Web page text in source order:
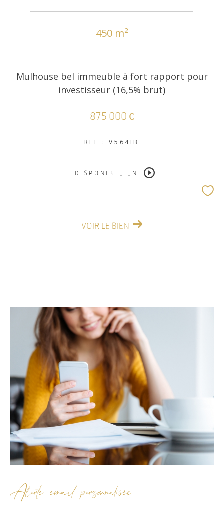
450 m²
Mulhouse bel immeuble à fort rapport pour
investisseur (16,5% brut)
875 000 €
REF : V564IB
DISPONIBLE EN
VOIR LE BIEN
Alerte email personnalisée